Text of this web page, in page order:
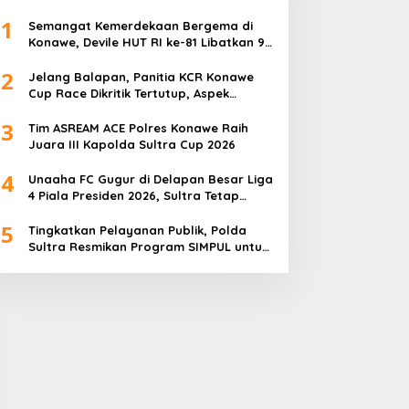
1
Semangat Kemerdekaan Bergema di
Konawe, Devile HUT RI ke-81 Libatkan 98
2
Jelang Balapan, Panitia KCR Konawe
Cup Race Dikritik Tertutup, Aspek
3
Tim ASREAM ACE Polres Konawe Raih
Juara III Kapolda Sultra Cup 2026
4
Unaaha FC Gugur di Delapan Besar Liga
4 Piala Presiden 2026, Sultra Tetap
5
Tingkatkan Pelayanan Publik, Polda
Sultra Resmikan Program SIMPUL untuk